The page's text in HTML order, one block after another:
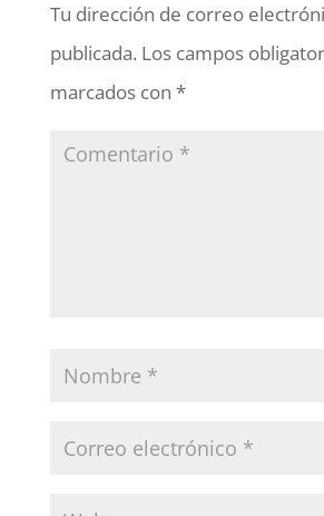
Tu dirección de correo
publicada. Los campos
marcados con *